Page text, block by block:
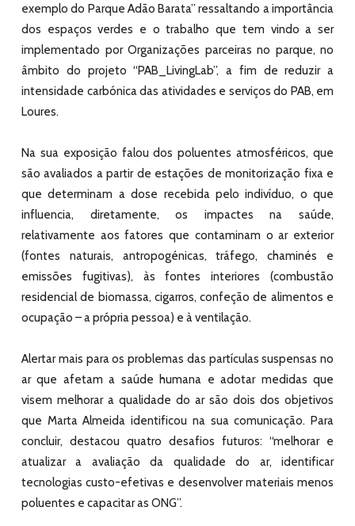
exemplo do Parque Adão Barata” ressaltando a importância
dos espaços verdes e o trabalho que tem vindo a ser
implementado por Organizações parceiras no parque, no
âmbito do projeto “PAB_LivingLab”, a fim de reduzir a
intensidade carbónica das atividades e serviços do PAB, em
Loures.
Na sua exposição falou dos poluentes atmosféricos, que
são avaliados a partir de estações de monitorização fixa e
que determinam a dose recebida pelo indivíduo, o que
influencia, diretamente, os impactes na saúde,
relativamente aos fatores que contaminam o ar exterior
(fontes naturais, antropogénicas, tráfego, chaminés e
emissões fugitivas), às fontes interiores (combustão
residencial de biomassa, cigarros, confeção de alimentos e
ocupação – a própria pessoa) e à ventilação.
Alertar mais para os problemas das partículas suspensas no
ar que afetam a saúde humana e adotar medidas que
visem melhorar a qualidade do ar são dois dos objetivos
que Marta Almeida identificou na sua comunicação. Para
concluir, destacou quatro desafios futuros: “melhorar e
atualizar a avaliação da qualidade do ar, identificar
tecnologias custo-efetivas e desenvolver materiais menos
poluentes e capacitar as ONG”.